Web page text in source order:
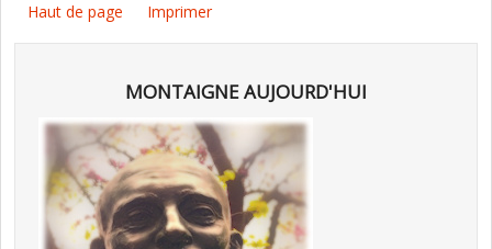
Haut de page Imprimer
MONTAIGNE AUJOURD'HUI